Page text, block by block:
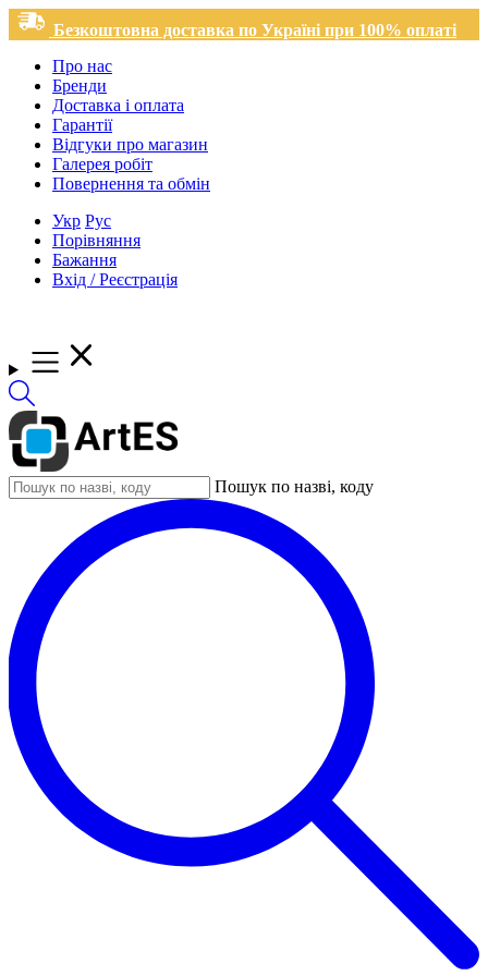
Безкоштовна доставка по Україні при 100% оплаті
Про нас
Бренди
Доставка і оплата
Гарантії
Відгуки про магазин
Галерея робіт
Повернення та обмін
Укр Рус
Порівняння
Бажання
Вхід / Реєстрація
Пошук по назві, коду